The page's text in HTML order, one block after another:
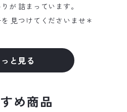
が 詰まっています。
見つけてくださいませ＊
と見る
め商品